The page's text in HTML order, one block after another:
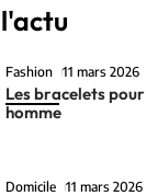
Fashion 11 mars 2026
Les bracelets pour
homme
Domicile 11 mars 2026